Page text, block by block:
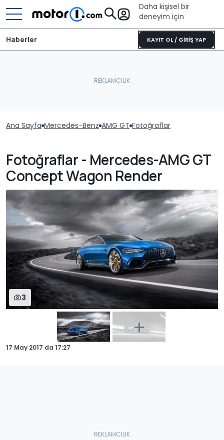
Daha kişisel bir
deneyim için
KAYIT OL / GİRİŞ YAP
Haberler
Ana Sayfa Mercedes-Benz AMG GT Fotoğraflar
Fotoğraflar - Mercedes-AMG GT
Concept Wagon Render
3
17 May 2017 da 17:27